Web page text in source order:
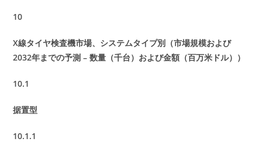
10
X線タイヤ検査機市場、システムタイプ別（市場規模および
2032年までの予測 – 数量（千台）および金額（百万米ドル））
10.1
据置型
10.1.1